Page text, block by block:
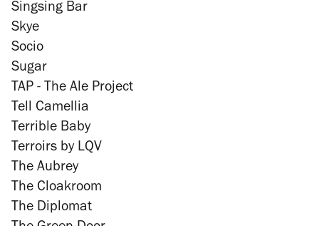
Singsing Bar
Skye
Socio
Sugar
TAP - The Ale Project
Tell Camellia
Terrible Baby
Terroirs by LQV
The Aubrey
The Cloakroom
The Diplomat